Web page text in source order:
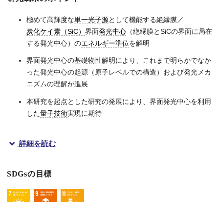
極めて高輝度な単一光子源として機能する絶縁膜／
炭化ケイ素（SiC） 界面発光中心 （絶縁膜とSiCの界面に局在
する発光中心）のエネルギー準位を解明
界面発光中心の基礎物性解明により、これまで明らかでなか
った発光中心の起源（原子レベルでの構造）および発光メカ
ニズムの理解が進展
本研究を起点とした研究の発展により、界面発光中心を利用
した量子技術実現に期待
大阪大学大学院工学研究科の小林拓真准教授、大西健太郎さん
SiCは優れた材料物性を有し、微細加工やプロセス技術も進展
詳細を読む
SDGsの目標